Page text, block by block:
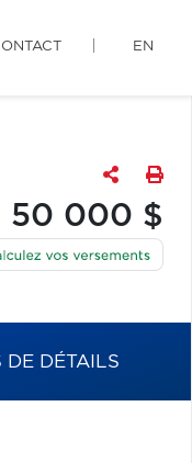
EN
50 000 $
DE DÉTAILS